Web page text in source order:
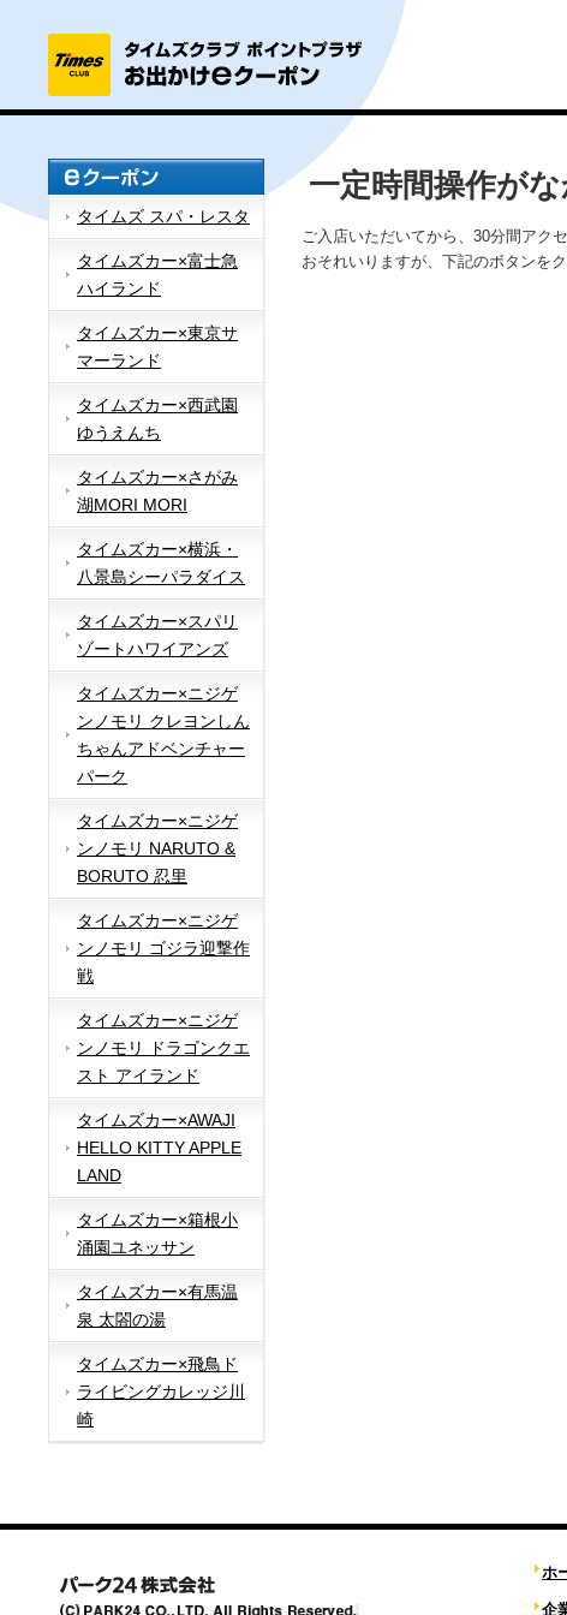
タイムズ スパ・レスタ
タイムズカー×富士急
ハイランド
タイムズカー×東京サ
マーランド
タイムズカー×西武園
ゆうえんち
タイムズカー×さがみ
湖MORI MORI
タイムズカー×横浜・
八景島シーパラダイス
タイムズカー×スパリ
ゾートハワイアンズ
タイムズカー×ニジゲ
ンノモリ クレヨンしん
ちゃんアドベンチャー
パーク
タイムズカー×ニジゲ
ンノモリ NARUTO &
BORUTO 忍里
タイムズカー×ニジゲ
ンノモリ ゴジラ迎撃作
戦
タイムズカー×ニジゲ
ンノモリ ドラゴンクエ
スト アイランド
タイムズカー×AWAJI
HELLO KITTY APPLE
LAND
タイムズカー×箱根小
涌園ユネッサン
タイムズカー×有馬温
泉 太閤の湯
タイムズカー×飛鳥ド
ライビングカレッジ川
崎
一定時間操作が
ご入店いただいてから、30分間アク
おそれいりますが、下記のボタンを
ホ
企